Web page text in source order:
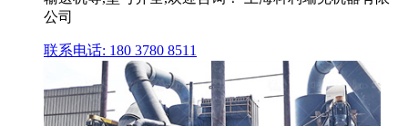
公司
联系电话: 180 3780 8511